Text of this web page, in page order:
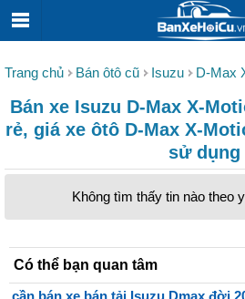
Trang chủ Bán ôtô cũ Isuzu D-Max
Bán xe Isuzu D-Max X-
rẻ, giá xe ôtô D-Max X-
sử dụng
Không tìm thấy tin nào theo
Có thể bạn quan tâm
cần bán xe bán tải Isuzu Dmax đời